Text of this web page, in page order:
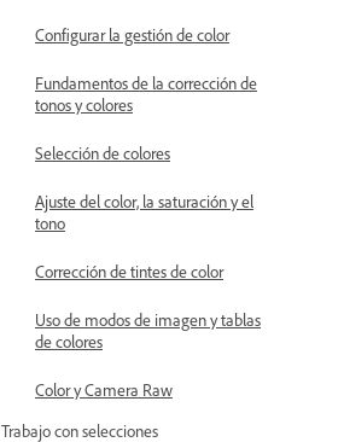
Configurar la gestión de color
Fundamentos de la corrección de
tonos y colores
Selección de colores
Ajuste del color, la saturación y el
tono
Corrección de tintes de color
Uso de modos de imagen y tablas
de colores
Color y Camera Raw
Trabajo con selecciones